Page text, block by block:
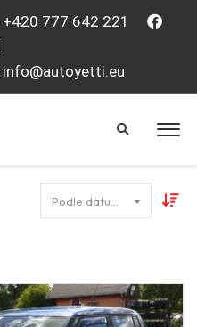
+420 777 642 221
info@autoyetti.eu